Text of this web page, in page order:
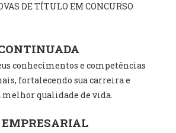
DE TÍTULO EM CONCURSO
conhecimentos e competências
fortalecendo sua carreira e
qualidade de vida.